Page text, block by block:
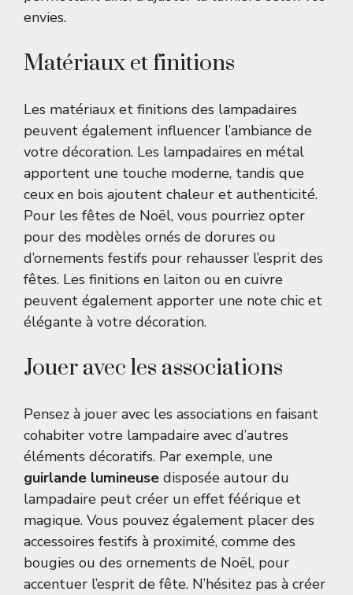
envies.
Matériaux et finitions
Les matériaux et finitions des lampadaires
peuvent également influencer l’ambiance de
votre décoration. Les lampadaires en métal
apportent une touche moderne, tandis que
ceux en bois ajoutent chaleur et authenticité.
Pour les fêtes de Noël, vous pourriez opter
pour des modèles ornés de dorures ou
d’ornements festifs pour rehausser l’esprit des
fêtes. Les finitions en laiton ou en cuivre
peuvent également apporter une note chic et
élégante à votre décoration.
Jouer avec les associations
Pensez à jouer avec les associations en faisant
cohabiter votre lampadaire avec d’autres
éléments décoratifs. Par exemple, une
guirlande lumineuse disposée autour du
lampadaire peut créer un effet féérique et
magique. Vous pouvez également placer des
accessoires festifs à proximité, comme des
bougies ou des ornements de Noël, pour
accentuer l’esprit de fête. N’hésitez pas à créer